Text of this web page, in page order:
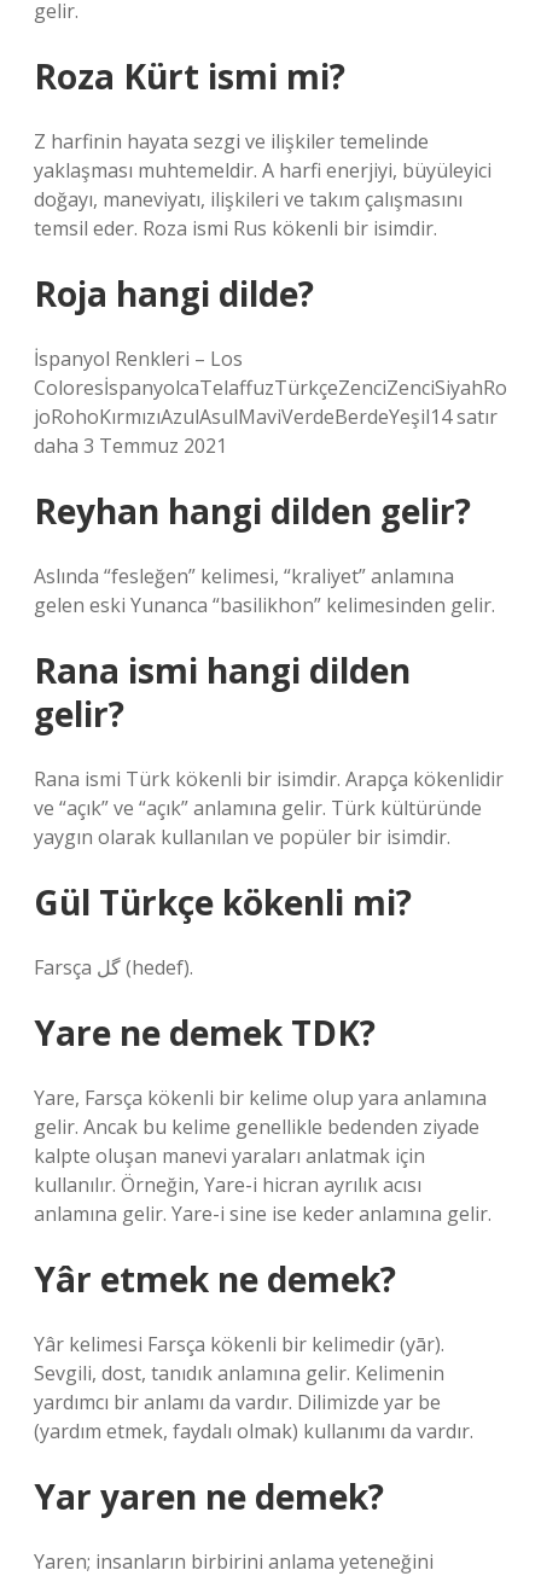
gelir.
Roza Kürt ismi mi?
Z harfinin hayata sezgi ve ilişkiler temelinde
yaklaşması muhtemeldir. A harfi enerjiyi, büyüleyici
doğayı, maneviyatı, ilişkileri ve takım çalışmasını
temsil eder. Roza ismi Rus kökenli bir isimdir.
Roja hangi dilde?
İspanyol Renkleri – Los
ColoresİspanyolcaTelaffuzTürkçeZenciZenciSiyahRo
joRohoKırmızıAzulAsulMaviVerdeBerdeYeşil14 satır
daha 3 Temmuz 2021
Reyhan hangi dilden gelir?
Aslında “fesleğen” kelimesi, “kraliyet” anlamına
gelen eski Yunanca “basilikhon” kelimesinden gelir.
Rana ismi hangi dilden
gelir?
Rana ismi Türk kökenli bir isimdir. Arapça kökenlidir
ve “açık” ve “açık” anlamına gelir. Türk kültüründe
yaygın olarak kullanılan ve popüler bir isimdir.
Gül Türkçe kökenli mi?
Farsça گل‎ (hedef).
Yare ne demek TDK?
Yare, Farsça kökenli bir kelime olup yara anlamına
gelir. Ancak bu kelime genellikle bedenden ziyade
kalpte oluşan manevi yaraları anlatmak için
kullanılır. Örneğin, Yare-i hicran ayrılık acısı
anlamına gelir. Yare-i sine ise keder anlamına gelir.
Yâr etmek ne demek?
Yâr kelimesi Farsça kökenli bir kelimedir (yār).
Sevgili, dost, tanıdık anlamına gelir. Kelimenin
yardımcı bir anlamı da vardır. Dilimizde yar be
(yardım etmek, faydalı olmak) kullanımı da vardır.
Yar yaren ne demek?
Yaren; insanların birbirini anlama yeteneğini